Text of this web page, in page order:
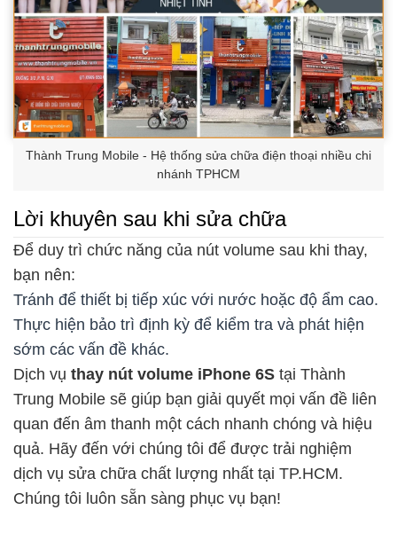
Thành Trung Mobile - Hệ thống sửa chữa điện thoại nhiều chi
nhánh TPHCM
Lời khuyên sau khi sửa chữa
Để duy trì chức năng của nút volume sau khi thay,
bạn nên:
Tránh để thiết bị tiếp xúc với nước hoặc độ ẩm cao.
Thực hiện bảo trì định kỳ để kiểm tra và phát hiện
sớm các vấn đề khác.
Dịch vụ thay nút volume iPhone 6S tại Thành
Trung Mobile sẽ giúp bạn giải quyết mọi vấn đề liên
quan đến âm thanh một cách nhanh chóng và hiệu
quả. Hãy đến với chúng tôi để được trải nghiệm
dịch vụ sửa chữa chất lượng nhất tại TP.HCM.
Chúng tôi luôn sẵn sàng phục vụ bạn!